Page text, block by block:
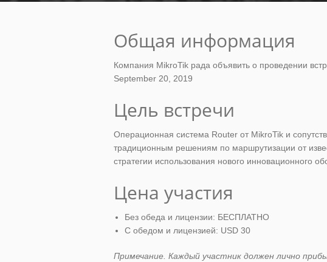
Общая информация
Компания MikroTik рада объявить о проведении
September 20, 2019
Цель встречи
Операционная система Router от MikroTik и
традиционным решениям по маршрутизации от
стратегии использования нового инновационного
Цена участия
Без обеда и лицензии: БЕСПЛАТНО
С обедом и лицензией: USD 30
Примечание. Каждый участник должен лично